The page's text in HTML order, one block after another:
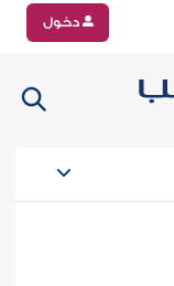
دخول